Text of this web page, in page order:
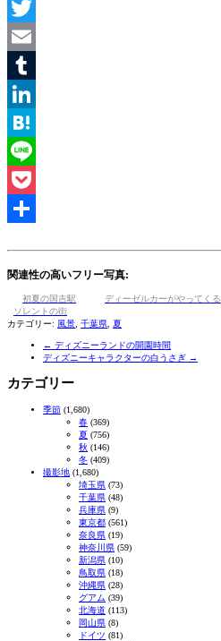
Facebook
Twitter
Email
Tumblr
LinkedIn
Hatena
Line
Pocket
関連性の高いフリー写真:
初夏の国吉駅 ディーゼルカーがやってくる
ソレントの街
カテゴリー: 風景 千葉県 夏
← ディズニーランドの開園時間
ディズニーキャラクターの白うさぎ →
カテゴリー
季節 (1,680)
春 (369)
夏 (756)
秋 (146)
冬 (409)
撮影地 (1,680)
埼玉県 (73)
千葉県 (48)
兵庫県 (9)
東京都 (561)
奈良県 (19)
神奈川県 (59)
新潟県 (10)
鳥取県 (18)
沖縄県 (28)
グアム (39)
北海道 (113)
岡山県 (8)
ドイツ (81)